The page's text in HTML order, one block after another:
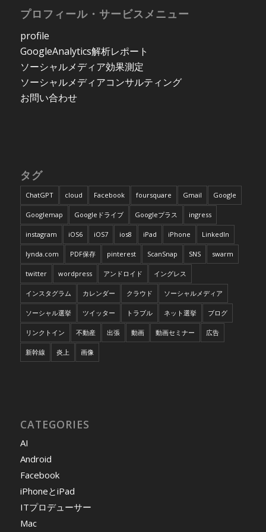
プロフィール・サービスメニュー
profile
GoogleAnalytics解析レポート
ソーシャルメディア効果測定
ソーシャルメディアコンサルティング
お問い合わせ
タグ
ChatGPT cloud Facebook foursquare Gmail Google
Googlemap Googleドライブ Googleプラス ingress
instagram iOS6 iOS7 ios8 iPad iPhone LinkedIn
lynda.com PDF保存 pinterest ScanSnap SNS swarm
twitter wordpress アンドロイド イングレス
インスタグラム カレンダー クラウド ソーシャルメディア
ソーシャル選挙 ツイッター トラブル ネット選挙 ブログ
リンクトイン 不動産 出張 動画 動画セミナー 広告
新幹線 炎上 画像
CATEGORIES
AI
Android
Facebook
iPhoneとiPad
ITプロデューサー
Mac